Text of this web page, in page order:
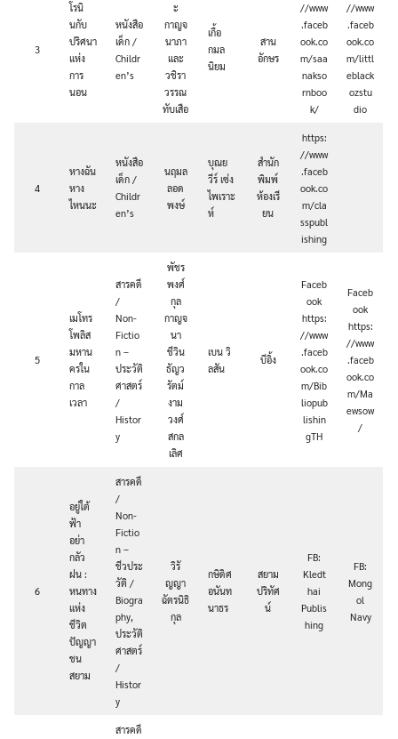
3
โรนิ
นกับ
ปริศนา
แห่ง
การ
นอน
หนังสือ
เด็ก /
Childr
en’s
ะ
กาญจ
นาภา
และ
วชิรา
วรรณ
ทับเสือ
เกื้อ
กมล
นิยม
สาน
อักษร
//www
.faceb
ook.co
m/saa
nakso
rnboo
k/
//www
.faceb
ook.co
m/littl
eblack
ozstu
dio
4
หางฉัน
หาง
ไหนนะ
หนังสือ
เด็ก /
Childr
en’s
นฤมล
ลอด
พงษ์
บุณย
วีร์ เซ่ง
ไพเราะ
ห์
สำนัก
พิมพ์
ห้องเรี
ยน
https:
//www
.faceb
ook.co
m/cla
sspubl
ishing
5
เมโทร
โพลิส
มหาน
ครใน
กาล
เวลา
สารคดี
/
Non-
Fictio
n –
ประวัติ
ศาสตร์
/
Histor
y
พัชร
พงศ์
กุล
กาญจ
นา
ชีวิน
ธัญว
รัตม์
งาม
วงศ์
สกล
เลิศ
เบน วิ
ลสัน
บีอิ้ง
Faceb
ook
https:
//www
.faceb
ook.co
m/Bib
liopub
lishin
gTH
Faceb
ook
https:
//www
.faceb
ook.co
m/Ma
ewsow
/
6
อยู่ใต้
ฟ้า
อย่า
กลัว
ฝน :
หนทาง
แห่ง
ชีวิต
ปัญญา
ชน
สยาม
สารคดี
/
Non-
Fictio
n –
ชีวประ
วัติ /
Biogra
phy,
ประวัติ
ศาสตร์
/
Histor
y
วิรั
ญญา
ฉัตรนิธิ
กุล
กษิดิศ
อนันท
นาธร
สยาม
ปริทัศ
น์
FB:
Kledt
hai
Publis
hing
FB:
Mong
ol
Navy
สารคดี